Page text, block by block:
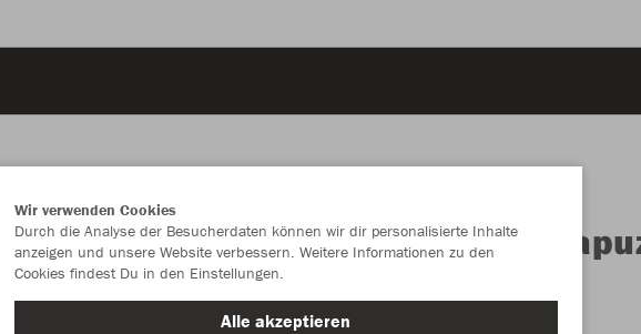
JAKO
Wir verwenden Cookies
Durch die Analyse der Besucherdaten können wir dir personalisierte Inhalte
anzeigen und unsere Website verbessern. Weitere Informationen zu den
Cookies findest Du in den Einstellungen.
Alle akzeptieren